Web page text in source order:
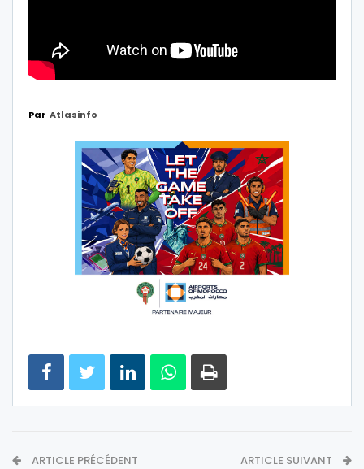
Par Atlasinfo
ARTICLE PRÉCÉDENT ARTICLE SUIVANT